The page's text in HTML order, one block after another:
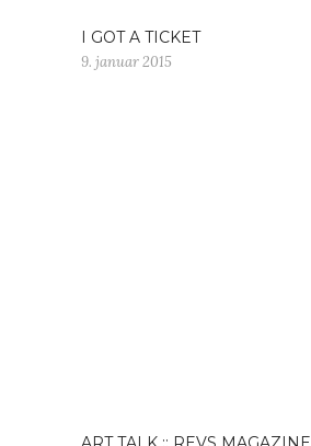
I GOT A TICKET
9. januar 2015